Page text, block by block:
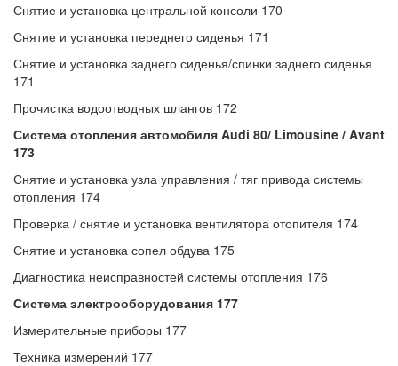
Снятие и установка центральной консоли 170
Снятие и установка переднего сиденья 171
Снятие и установка заднего сиденья/спинки заднего сиденья
171
Прочистка водоотводных шлангов 172
Система отопления автомобиля Audi 80/ Limousine / Avant
173
Снятие и установка узла управления / тяг привода системы
отопления 174
Проверка / снятие и установка вентилятора отопителя 174
Снятие и установка сопел обдува 175
Диагностика неисправностей системы отопления 176
Система электрооборудования 177
Измерительные приборы 177
Техника измерений 177